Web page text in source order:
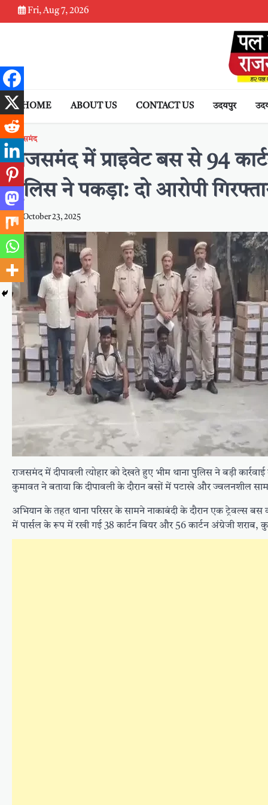
Skip
to
Fri, Aug 7, 2026
HOME ABOUT US CONTACT US उदयपुर
राजसमंद
राजसमंद में प्राइवेट बस से 94
पुलिस ने पकड़ा: दो आरोपी
October 23, 2025
राजसमंद में दीपावली त्योहार को देखते हुए भीम थाना पुलिस ने बड़ी
कुमावत ने बताया कि दीपावली के दौरान बसों में पटाखे और ज्वलनशील
अभियान के तहत थाना परिसर के सामने नाकाबंदी के दौरान एक ट्रेवल्स बस
में पार्सल के रूप में रखी गई 38 कार्टन बियर और 56 कार्टन अंग्रेजी शराब,